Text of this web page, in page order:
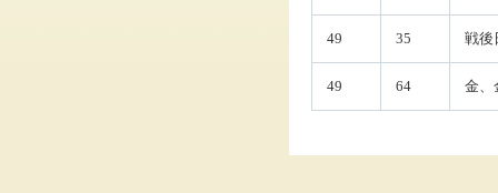
49 35 戦後
49 64 金、